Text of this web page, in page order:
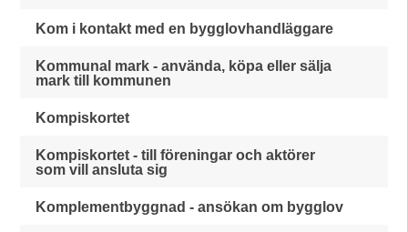
Kom i kontakt med en bygglovhandläggare
Kommunal mark - använda, köpa eller sälja
mark till kommunen
Kompiskortet
Kompiskortet - till föreningar och aktörer
som vill ansluta sig
Komplementbyggnad - ansökan om bygglov